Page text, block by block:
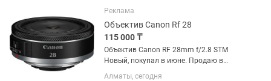
стабилизация работают идеально....
Реклама
Объектив Canon Rf 28
115 000 ₸
Объектив Canon RF 28mm f/2.8 STM
Новый, покупал в июне. Продаю в
связи ненадобностью.
Алматы, сегодня